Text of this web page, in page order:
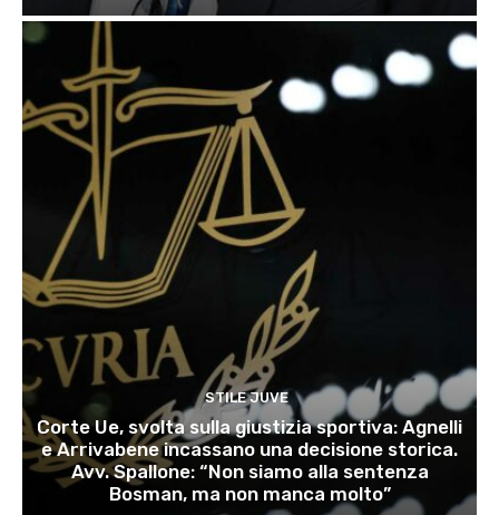
STILE JUVE
Corte Ue, svolta sulla giustizia sportiva: Agnelli
e Arrivabene incassano una decisione storica.
Avv. Spallone: “Non siamo alla sentenza
Bosman, ma non manca molto”